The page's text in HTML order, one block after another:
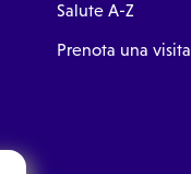
Salute A-Z
Prenota una visita